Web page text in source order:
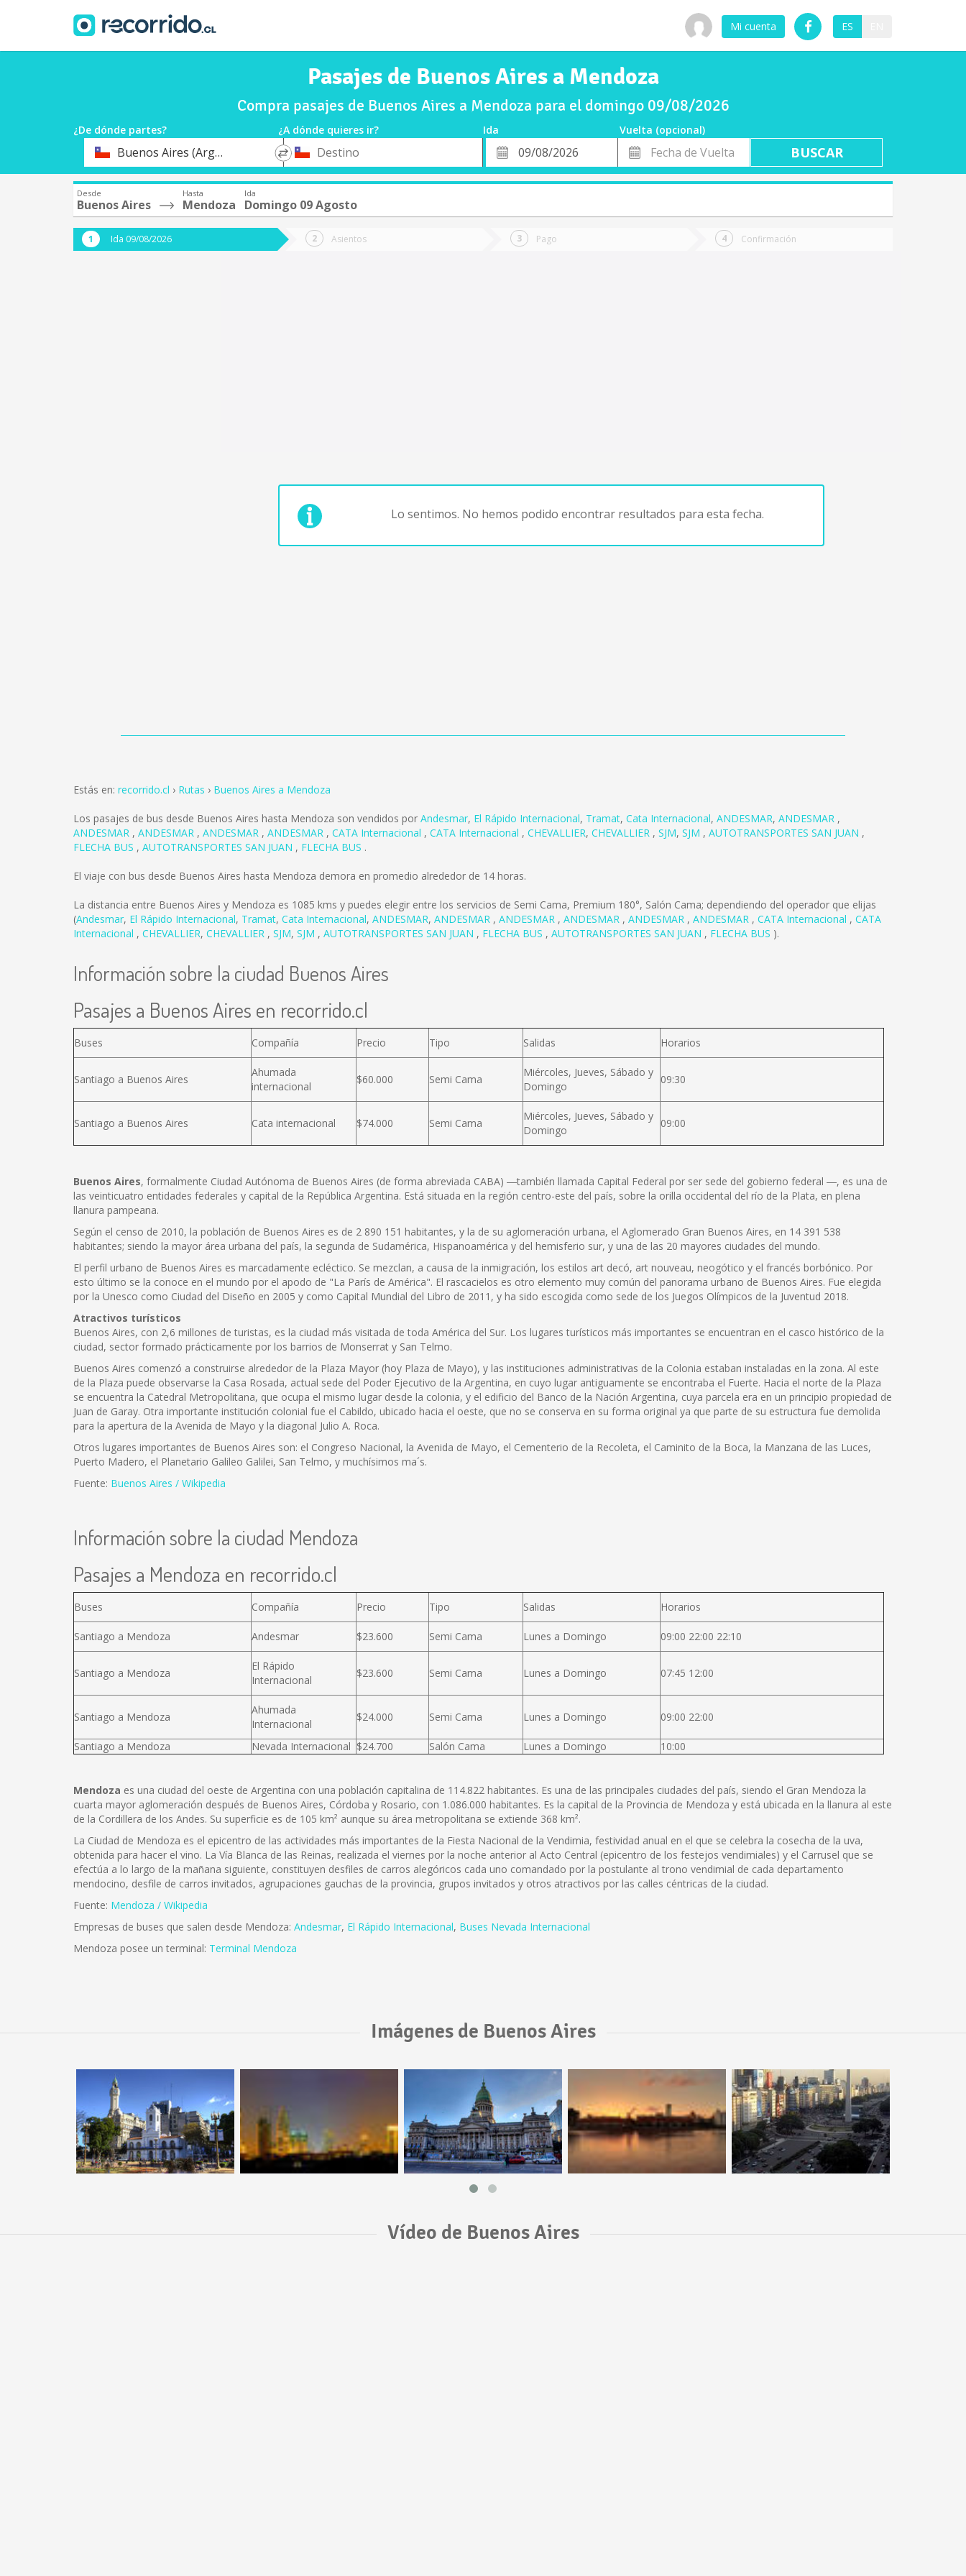
Mi cuenta ES
Pasajes de Buenos Aires a Mendoza
Compra pasajes de Buenos Aires a Mendoza para el domingo 09/08/2026
¿De dónde partes? ¿A dónde quieres ir? Ida
Vuelta (opcional)
Origen
Buenos Aires (Argentina)
*
Destino
Fecha
de
Fecha
de
Vuelta
Desde
Buenos Aires
Hasta
Mendoza
Ida
Domingo 09 Agosto
Ida 09/08/2026 Asientos Pago Confirmación
Lo sentimos. No hemos podido encontrar resultados para esta fecha.
Estás en: recorrido.cl Rutas Buenos Aires a Mendoza
Los pasajes de bus desde Buenos Aires hasta Mendoza son vendidos por Andesmar, El Rápido Internacional, Tramat, Cata Internacional, ANDESMAR, ANDESMAR ,
ANDESMAR , ANDESMAR , ANDESMAR , ANDESMAR , CATA Internacional , CATA Internacional , CHEVALLIER, CHEVALLIER , SJM, SJM , AUTOTRANSPORTES SAN JUAN ,
FLECHA BUS , AUTOTRANSPORTES SAN JUAN , FLECHA BUS .
El viaje con bus desde Buenos Aires hasta Mendoza demora en promedio alrededor de 14 horas.
La distancia entre Buenos Aires y Mendoza es 1085 kms y puedes elegir entre los servicios de Semi Cama, Premium 180°, Salón Cama; dependiendo del operador que elijas
(Andesmar, El Rápido Internacional, Tramat, Cata Internacional, ANDESMAR, ANDESMAR , ANDESMAR , ANDESMAR , ANDESMAR , ANDESMAR , CATA Internacional , CATA
Internacional , CHEVALLIER, CHEVALLIER , SJM, SJM , AUTOTRANSPORTES SAN JUAN , FLECHA BUS , AUTOTRANSPORTES SAN JUAN , FLECHA BUS ).
Información sobre la ciudad Buenos Aires
Pasajes a Buenos Aires en recorrido.cl
Buses Compañía Precio Tipo Salidas Horarios
Santiago a Buenos Aires
Ahumada
internacional
$60.000 Semi Cama
Miércoles, Jueves, Sábado y
Domingo
09:30
Santiago a Buenos Aires Cata internacional $74.000 Semi Cama
Miércoles, Jueves, Sábado y
Domingo
09:00
Buenos Aires, formalmente Ciudad Autónoma de Buenos Aires (de forma abreviada CABA) ―también llamada Capital Federal por ser sede del gobierno federal ―, es una de
las veinticuatro entidades federales y capital de la República Argentina. Está situada en la región centro-este del país, sobre la orilla occidental del río de la Plata, en plena
llanura pampeana.
Según el censo de 2010, la población de Buenos Aires es de 2 890 151 habitantes, y la de su aglomeración urbana, el Aglomerado Gran Buenos Aires, en 14 391 538
habitantes; siendo la mayor área urbana del país, la segunda de Sudamérica, Hispanoamérica y del hemisferio sur, y una de las 20 mayores ciudades del mundo.
El perfil urbano de Buenos Aires es marcadamente ecléctico. Se mezclan, a causa de la inmigración, los estilos art decó, art nouveau, neogótico y el francés borbónico. Por
esto último se la conoce en el mundo por el apodo de "La París de América". El rascacielos es otro elemento muy común del panorama urbano de Buenos Aires. Fue elegida
por la Unesco como Ciudad del Diseño en 2005 y como Capital Mundial del Libro de 2011, y ha sido escogida como sede de los Juegos Olímpicos de la Juventud 2018.
Atractivos turísticos
Buenos Aires, con 2,6 millones de turistas, es la ciudad más visitada de toda América del Sur. Los lugares turísticos más importantes se encuentran en el casco histórico de la
ciudad, sector formado prácticamente por los barrios de Monserrat y San Telmo.
Buenos Aires comenzó a construirse alrededor de la Plaza Mayor (hoy Plaza de Mayo), y las instituciones administrativas de la Colonia estaban instaladas en la zona. Al este
de la Plaza puede observarse la Casa Rosada, actual sede del Poder Ejecutivo de la Argentina, en cuyo lugar antiguamente se encontraba el Fuerte. Hacia el norte de la Plaza
se encuentra la Catedral Metropolitana, que ocupa el mismo lugar desde la colonia, y el edificio del Banco de la Nación Argentina, cuya parcela era en un principio propiedad de
Juan de Garay. Otra importante institución colonial fue el Cabildo, ubicado hacia el oeste, que no se conserva en su forma original ya que parte de su estructura fue demolida
para la apertura de la Avenida de Mayo y la diagonal Julio A. Roca.
Otros lugares importantes de Buenos Aires son: el Congreso Nacional, la Avenida de Mayo, el Cementerio de la Recoleta, el Caminito de la Boca, la Manzana de las Luces,
Puerto Madero, el Planetario Galileo Galilei, San Telmo, y muchísimos ma´s.
Fuente: Buenos Aires / Wikipedia
Información sobre la ciudad Mendoza
Pasajes a Mendoza en recorrido.cl
Buses Compañía Precio Tipo Salidas Horarios
Santiago a Mendoza Andesmar $23.600 Semi Cama Lunes a Domingo 09:00 22:00 22:10
Santiago a Mendoza
El Rápido
Internacional
$23.600 Semi Cama Lunes a Domingo 07:45 12:00
Santiago a Mendoza
Ahumada
Internacional
$24.000 Semi Cama Lunes a Domingo 09:00 22:00
Santiago a Mendoza Nevada Internacional $24.700 Salón Cama Lunes a Domingo 10:00
Mendoza es una ciudad del oeste de Argentina con una población capitalina de 114.822 habitantes. Es una de las principales ciudades del país, siendo el Gran Mendoza la
cuarta mayor aglomeración después de Buenos Aires, Córdoba y Rosario, con 1.086.000 habitantes. Es la capital de la Provincia de Mendoza y está ubicada en la llanura al este
de la Cordillera de los Andes. Su superficie es de 105 km² aunque su área metropolitana se extiende 368 km².
La Ciudad de Mendoza es el epicentro de las actividades más importantes de la Fiesta Nacional de la Vendimia, festividad anual en el que se celebra la cosecha de la uva,
obtenida para hacer el vino. La Vía Blanca de las Reinas, realizada el viernes por la noche anterior al Acto Central (epicentro de los festejos vendimiales) y el Carrusel que se
efectúa a lo largo de la mañana siguiente, constituyen desfiles de carros alegóricos cada uno comandado por la postulante al trono vendimial de cada departamento
mendocino, desfile de carros invitados, agrupaciones gauchas de la provincia, grupos invitados y otros atractivos por las calles céntricas de la ciudad.
Fuente: Mendoza / Wikipedia
Empresas de buses que salen desde Mendoza: Andesmar, El Rápido Internacional, Buses Nevada Internacional
Mendoza posee un terminal: Terminal Mendoza
Imágenes de Buenos Aires
Vídeo de Buenos Aires